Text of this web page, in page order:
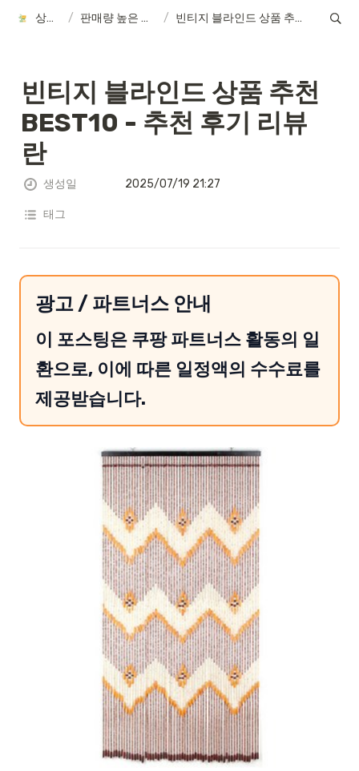
상품정보 / 판매량 높은 제품 후기 / 빈티지 블라인드 상품 추천 BEST10 - 추천 후기 리뷰 란
빈티지 블라인드 상품 추천
BEST10 - 추천 후기 리뷰
란
생성일 2025/07/19 21:27
태그
광고 / 파트너스 안내
이 포스팅은 쿠팡 파트너스 활동의 일
환으로, 이에 따른 일정액의 수수료를
제공받습니다.